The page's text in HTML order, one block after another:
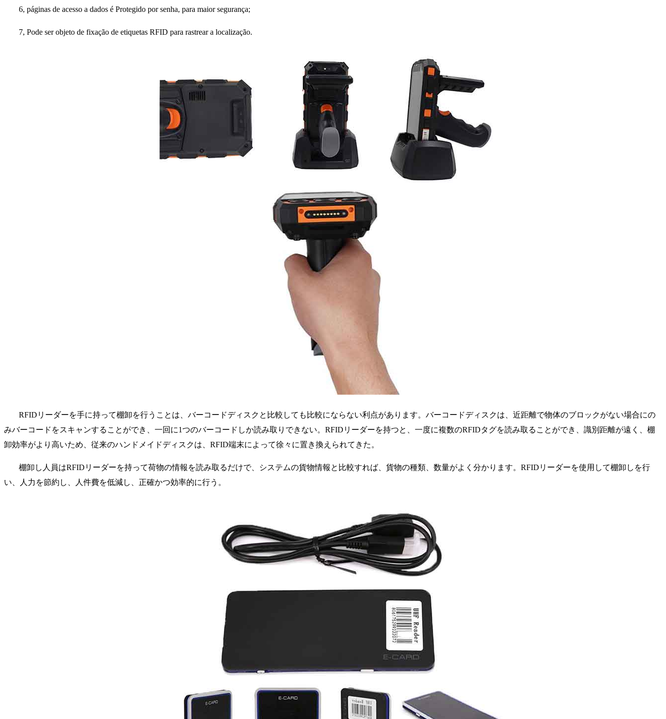
6, páginas de acesso a dados é Protegido por senha, para maior segurança;
7, Pode ser objeto de fixação de etiquetas RFID para rastrear a localização.
RFIDリーダーを手に持って棚卸を行うことは、バーコードディスクと比較しても比較にならない利点があります。バーコードディスクは、近距離で物体のブロックがない場合にの
みバーコードをスキャンすることができ、一回に1つのバーコードしか読み取りできない。RFIDリーダーを持つと、一度に複数のRFIDタグを読み取ることができ、識別距離が遠く、棚
卸効率がより高いため、従来のハンドメイドディスクは、RFID端末によって徐々に置き換えられてきた。
棚卸し人員はRFIDリーダーを持って荷物の情報を読み取るだけで、システムの貨物情報と比較すれば、貨物の種類、数量がよく分かります。RFIDリーダーを使用して棚卸しを行
い、人力を節約し、人件費を低減し、正確かつ効率的に行う。